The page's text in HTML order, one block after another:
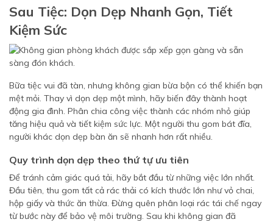
Sau Tiệc: Dọn Dẹp Nhanh Gọn, Tiết
Kiệm Sức
Bữa tiệc vui đã tàn, nhưng không gian bừa bộn có thể khiến bạn
mệt mỏi. Thay vì dọn dẹp một mình, hãy biến đây thành hoạt
động gia đình. Phân chia công việc thành các nhóm nhỏ giúp
tăng hiệu quả và tiết kiệm sức lực. Một người thu gom bát đĩa,
người khác dọn dẹp bàn ăn sẽ nhanh hơn rất nhiều.
Quy trình dọn dẹp theo thứ tự ưu tiên
Để tránh cảm giác quá tải, hãy bắt đầu từ những việc lớn nhất.
Đầu tiên, thu gom tất cả rác thải có kích thước lớn như vỏ chai,
hộp giấy và thức ăn thừa. Đừng quên phân loại rác tái chế ngay
từ bước này để bảo vệ môi trường. Sau khi không gian đã